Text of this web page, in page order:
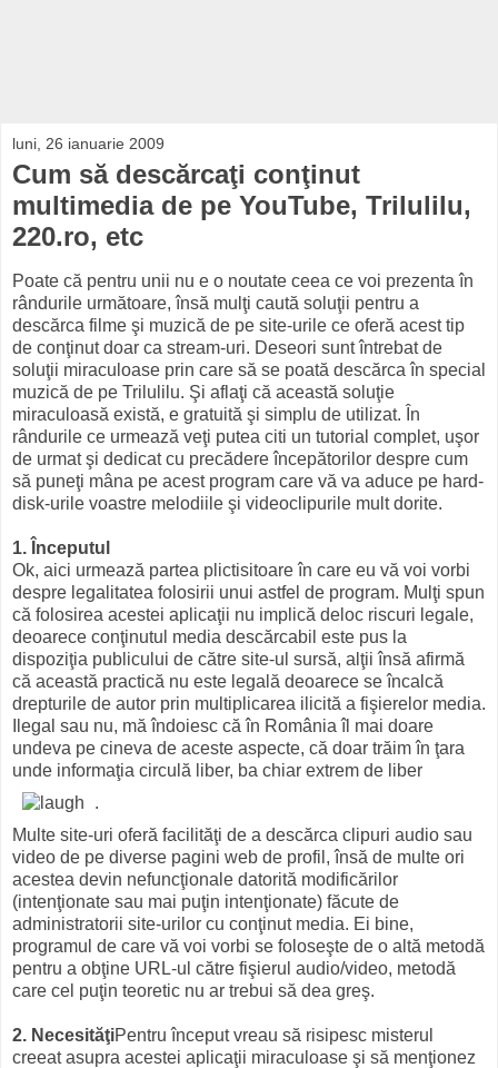
luni, 26 ianuarie 2009
Cum să descărcaţi conţinut
multimedia de pe YouTube, Trilulilu,
220.ro, etc
Poate că pentru unii nu e o noutate ceea ce voi prezenta în
rândurile următoare, însă mulţi caută soluţii pentru a
descărca filme şi muzică de pe site-urile ce oferă acest tip
de conţinut doar ca stream-uri. Deseori sunt întrebat de
soluţii miraculoase prin care să se poată descărca în special
muzică de pe Trilulilu. Şi aflaţi că această soluţie
miraculoasă există, e gratuită şi simplu de utilizat. În
rândurile ce urmează veţi putea citi un tutorial complet, uşor
de urmat şi dedicat cu precădere începătorilor despre cum
să puneţi mâna pe acest program care vă va aduce pe hard-
disk-urile voastre melodiile şi videoclipurile mult dorite.
1. Începutul
Ok, aici urmează partea plictisitoare în care eu vă voi vorbi
despre legalitatea folosirii unui astfel de program. Mulţi spun
că folosirea acestei aplicaţii nu implică deloc riscuri legale,
deoarece conţinutul media descărcabil este pus la
dispoziţia publicului de către site-ul sursă, alţii însă afirmă
că această practică nu este legală deoarece se încalcă
drepturile de autor prin multiplicarea ilicită a fişierelor media.
Ilegal sau nu, mă îndoiesc că în România îl mai doare
undeva pe cineva de aceste aspecte, că doar trăim în ţara
unde informaţia circulă liber, ba chiar extrem de liber
.
Multe site-uri oferă facilităţi de a descărca clipuri audio sau
video de pe diverse pagini web de profil, însă de multe ori
acestea devin nefuncţionale datorită modificărilor
(intenţionate sau mai puţin intenţionate) făcute de
administratorii site-urilor cu conţinut media. Ei bine,
programul de care vă voi vorbi se foloseşte de o altă metodă
pentru a obţine URL-ul către fişierul audio/video, metodă
care cel puţin teoretic nu ar trebui să dea greş.
2. NecesităţiPentru început vreau să risipesc misterul
creeat asupra acestei aplicaţii miraculoase şi să menţionez